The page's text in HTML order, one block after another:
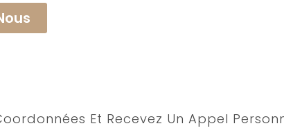
Et Recevez Un Appel